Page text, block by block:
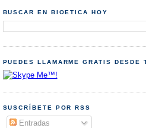
BUSCAR EN BIOETICA HOY
PUEDES LLAMARME GRATIS DESDE
SUSCRÍBETE POR RSS
Entradas